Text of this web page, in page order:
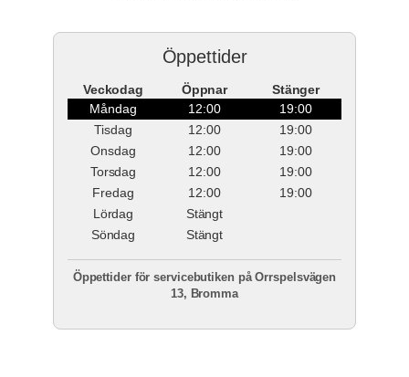
Öppettider
Veckodag Öppnar
Stänger
Måndag
12:00
19:00
Tisdag
12:00
19:00
Onsdag
12:00
19:00
Torsdag
12:00
19:00
Fredag
12:00
19:00
Lördag
Stängt
Söndag
Stängt
Öppettider för servicebutiken på Orrspelsvägen
13, Bromma